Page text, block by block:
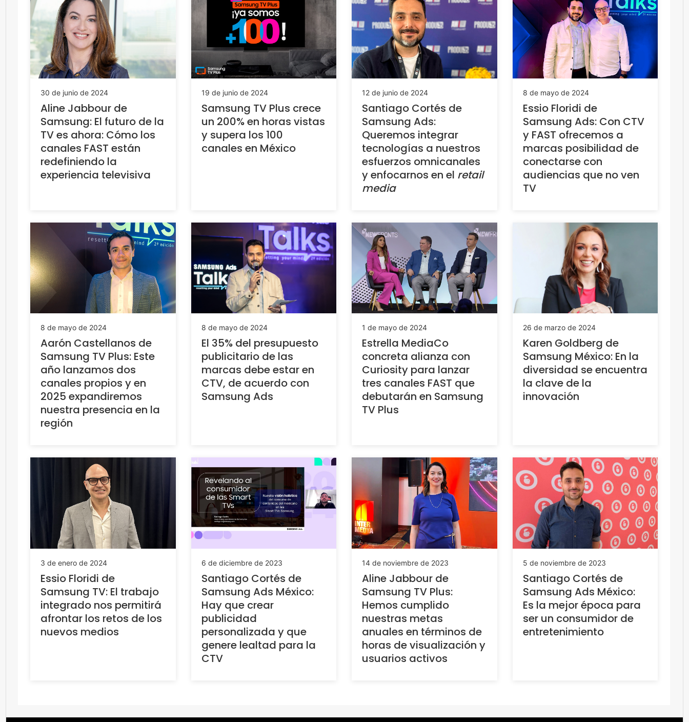
30 de junio de 2024
Aline Jabbour de
Samsung: El futuro de la
TV es ahora: Cómo los
canales FAST están
redefiniendo la
experiencia televisiva
19 de junio de 2024
Samsung TV Plus crece
un 200% en horas vistas
y supera los 100
canales en México
12 de junio de 2024
Santiago Cortés de
Samsung Ads:
Queremos integrar
tecnologías a nuestros
esfuerzos omnicanales
y enfocarnos en el retail
media
8 de mayo de 2024
Essio Floridi de
Samsung Ads: Con CTV
y FAST ofrecemos a
marcas posibilidad de
conectarse con
audiencias que no ven
TV
8 de mayo de 2024
Aarón Castellanos de
Samsung TV Plus: Este
año lanzamos dos
canales propios y en
2025 expandiremos
nuestra presencia en la
región
8 de mayo de 2024
El 35% del presupuesto
publicitario de las
marcas debe estar en
CTV, de acuerdo con
Samsung Ads
1 de mayo de 2024
Estrella MediaCo
concreta alianza con
Curiosity para lanzar
tres canales FAST que
debutarán en Samsung
TV Plus
26 de marzo de 2024
Karen Goldberg de
Samsung México: En la
diversidad se encuentra
la clave de la
innovación
3 de enero de 2024
Essio Floridi de
Samsung TV: El trabajo
integrado nos permitirá
afrontar los retos de los
nuevos medios
6 de diciembre de 2023
Santiago Cortés de
Samsung Ads México:
Hay que crear
publicidad
personalizada y que
genere lealtad para la
CTV
14 de noviembre de 2023
Aline Jabbour de
Samsung TV Plus:
Hemos cumplido
nuestras metas
anuales en términos de
horas de visualización y
usuarios activos
5 de noviembre de 2023
Santiago Cortés de
Samsung Ads México:
Es la mejor época para
ser un consumidor de
entretenimiento